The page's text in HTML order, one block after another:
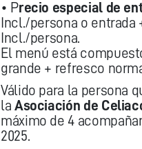
• Precio especial de
Incl./persona o entrada
Incl./persona.
El menú está
grande + refresco
Válido para la persona
la Asociación de
máximo de 4
2025.